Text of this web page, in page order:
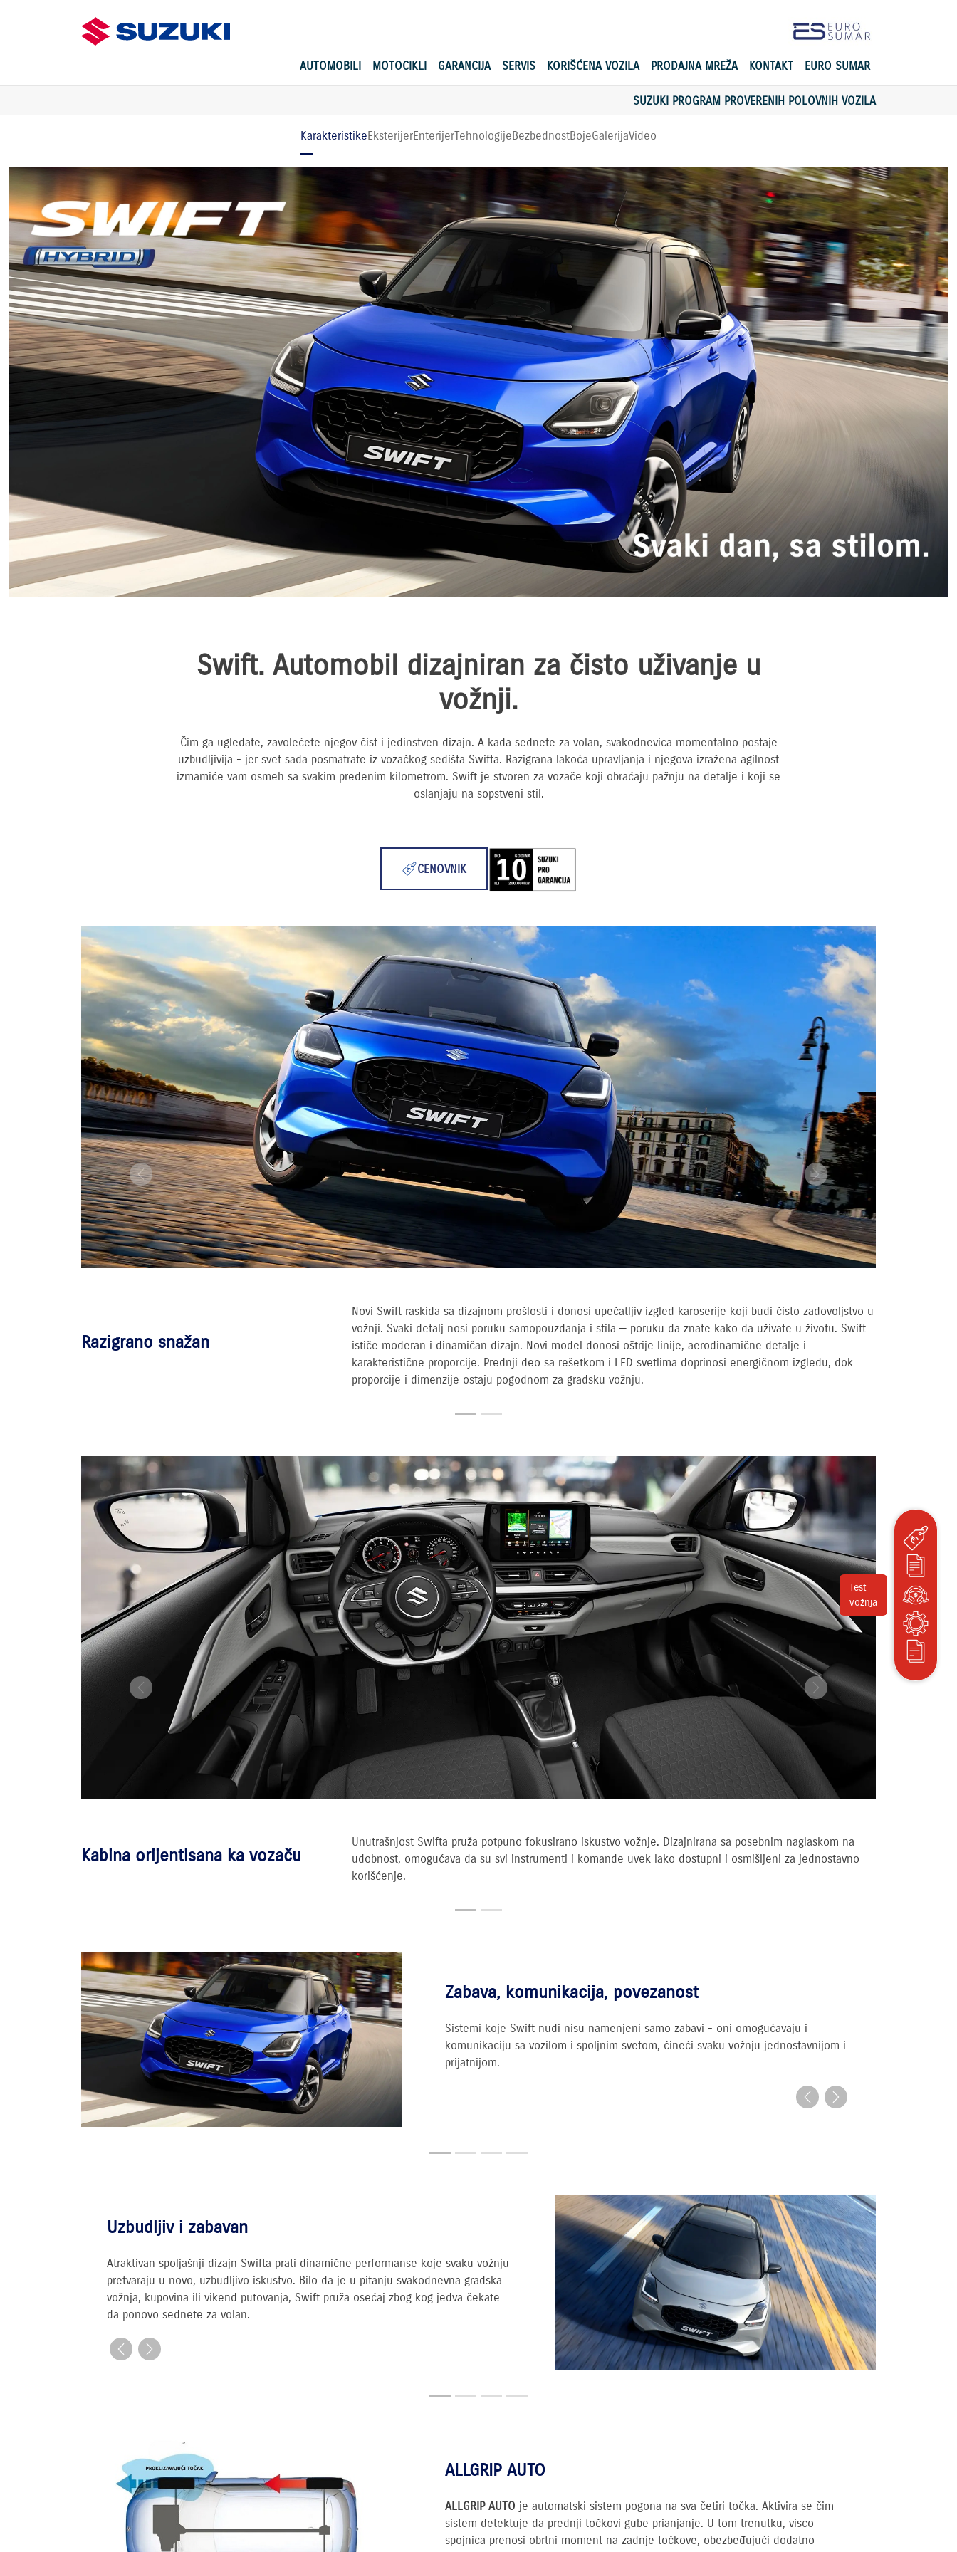
AUTOMOBILI MOTOCIKLI GARANCIJA SERVIS KORIŠĆENA VOZILA PRODAJNA MREŽA KONTAKT EURO SUMAR
SUZUKI PROGRAM PROVERENIH POLOVNIH VOZILA
KarakteristikeEksterijerEnterijerTehnologijeBezbednostBojeGalerijaVideo
Tehničke
karakteristike
Swift. Automobil dizajniran za čisto uživanje u
vožnji.
Čim ga ugledate, zavolećete njegov čist i jedinstven dizajn. A kada sednete za volan, svakodnevica momentalno postaje
uzbudljivija - jer svet sada posmatrate iz vozačkog sedišta Swifta. Razigrana lakoća upravljanja i njegova izražena agilnost
izmamiće vam osmeh sa svakim pređenim kilometrom. Swift je stvoren za vozače koji obraćaju pažnju na detalje i koji se
oslanjaju na sopstveni stil.
CENOVNIK
Razigrano snažan
Novi Swift raskida sa dizajnom prošlosti i donosi upečatljiv izgled karoserije koji budi čisto zadovoljstvo u
vožnji. Svaki detalj nosi poruku samopouzdanja i stila — poruku da znate kako da uživate u životu. Swift
ističe moderan i dinamičan dizajn. Novi model donosi oštrije linije, aerodinamične detalje i
karakteristične proporcije. Prednji deo sa rešetkom i LED svetlima doprinosi energičnom izgledu, dok
proporcije i dimenzije ostaju pogodnom za gradsku vožnju.
Kabina orijentisana ka vozaču
Unutrašnjost Swifta pruža potpuno fokusirano iskustvo vožnje. Dizajnirana sa posebnim naglaskom na
udobnost, omogućava da su svi instrumenti i komande uvek lako dostupni i osmišljeni za jednostavno
korišćenje.
Zabava, komunikacija, povezanost
Sistemi koje Swift nudi nisu namenjeni samo zabavi - oni omogućavaju i
komunikaciju sa vozilom i spoljnim svetom, čineći svaku vožnju jednostavnijom i
prijatnijom.
Uzbudljiv i zabavan
Atraktivan spoljašnji dizajn Swifta prati dinamične performanse koje svaku vožnju
pretvaraju u novo, uzbudljivo iskustvo. Bilo da je u pitanju svakodnevna gradska
vožnja, kupovina ili vikend putovanja, Swift pruža osećaj zbog kog jedva čekate
da ponovo sednete za volan.
ALLGRIP AUTO
ALLGRIP AUTO je automatski sistem pogona na sva četiri točka. Aktivira se čim
sistem detektuje da prednji točkovi gube prianjanje. U tom trenutku, visco
spojnica prenosi obrtni moment na zadnje točkove, obezbeđujući dodatno